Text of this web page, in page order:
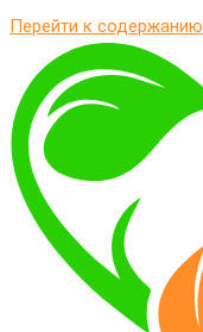
Перейти к содержанию